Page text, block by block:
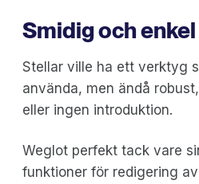
Smidig och
Stellar ville ha ett verktyg
använda, men ändå
eller ingen introduktion.
Weglot perfekt tack vare
funktioner för redigering